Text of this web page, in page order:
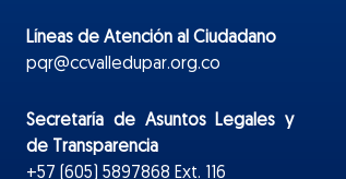
Líneas de Atención al Ciudadano
pqr@ccvalledupar.org.co
Secretaría de Asuntos Legales y
de Transparencia
+57 (605) 5897868 Ext. 116